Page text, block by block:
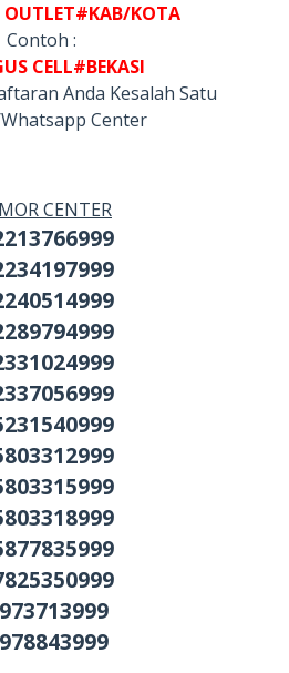
KOTA
Contoh :
CELL#BEKASI
Anda Kesalah Satu
Center
CENTER